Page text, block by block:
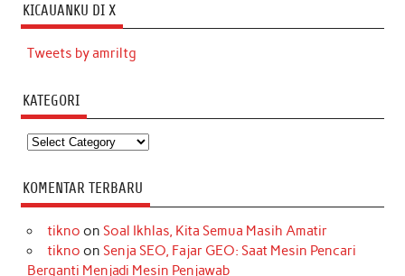
KICAUANKU DI X
Tweets by amriltg
KATEGORI
Kategori
KOMENTAR TERBARU
tikno on Soal Ikhlas, Kita Semua Masih Amatir
tikno on Senja SEO, Fajar GEO: Saat Mesin Pencari
Berganti Menjadi Mesin Penjawab